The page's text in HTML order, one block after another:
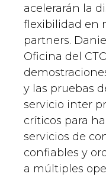
acelerarán la
flexibilidad en
partners.
Oficina del
y las pruebas
servicio inter
críticos para
servicios de
confiables y
a múltiples